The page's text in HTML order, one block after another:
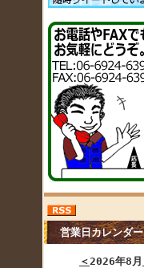
営業日カレンダー
＜2026年8月